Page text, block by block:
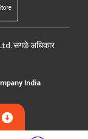
सगळे अधिकार
India